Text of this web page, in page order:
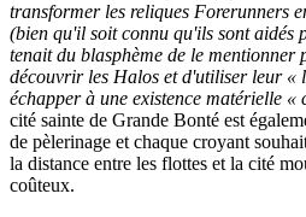
transformer les reliques Forerunners
(bien qu'il soit connu qu'ils sont aidés
tenait du blasphème de le mentionner
découvrir les Halos et d'utiliser leur «
échapper à une existence matérielle
cité sainte de Grande Bonté est
de pèlerinage et chaque croyant
la distance entre les flottes et la cité
coûteux.